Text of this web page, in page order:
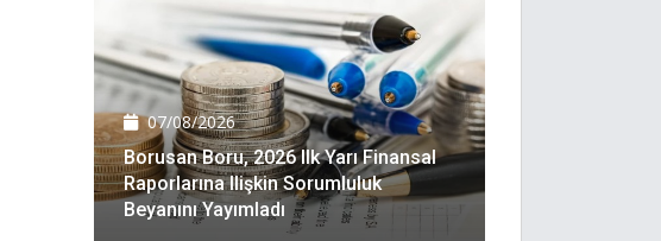
07/08/2026
Borusan Boru, 2026 Ilk Yarı Finansal
Raporlarına Ilişkin Sorumluluk
Beyanını Yayımladı